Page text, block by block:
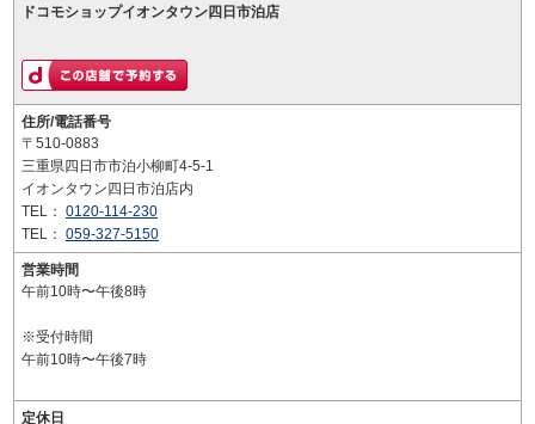
ドコモショップイオンタウン四日市泊店
住所/電話番号
〒510-0883
三重県四日市市泊小柳町4-5-1
イオンタウン四日市泊店内
TEL： 0120-114-230
TEL： 059-327-5150
営業時間
午前10時〜午後8時
※受付時間
午前10時〜午後7時
定休日